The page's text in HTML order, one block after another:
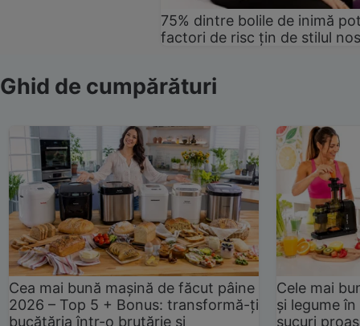
75% dintre bolile de inimă
factori de risc țin de stilul
Ghid de cumpărături
Cea mai bună mașină de făcut pâine
2026 – Top 5 + Bonus: transformă-ți
bucătăria într-o brutărie și
Cele mai
și legume
sucuri